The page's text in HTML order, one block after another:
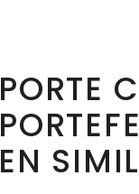
PORTE
EN